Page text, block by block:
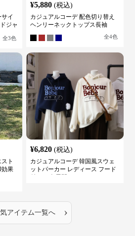
イ
ジャ
全3色
¥5,880 (税込)
カジュアルコーデ 配色切り替え
ヘンリーネックトップス長袖
全4色
ト
効果
¥6,820 (税込)
カジュアルコーデ 韓国風スウェ
ットパーカー レディース フード
アイテム一覧へ ›